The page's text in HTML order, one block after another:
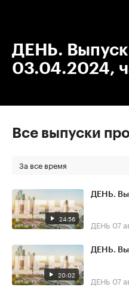
ДЕНЬ. Выпуск
03.04.2024,
Все выпуски
За все время
24:56
ДЕНЬ.
ДЕНЬ 07
20:02
ДЕНЬ.
ДЕНЬ 07